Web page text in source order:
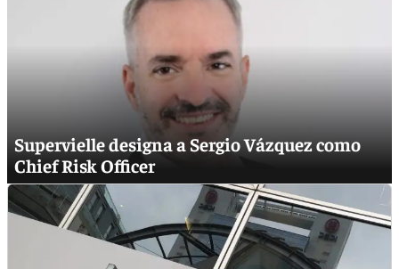
Supervielle designa a Sergio Vázquez como
Chief Risk Officer